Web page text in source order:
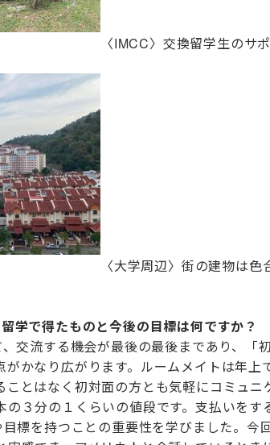
〈IMCC〉交換留学生のサ
〈大学周辺〉街の建物は色
学で得たものと今後の目標は何ですか？
交流する機会が最後の最後まであり、
がかなり広がります。ルームメイトは年
ことはなく初対面の方とも気軽にコミュ
の３分の１くらいの値段です。支払いを
目標を持つことの重要性を学びました。